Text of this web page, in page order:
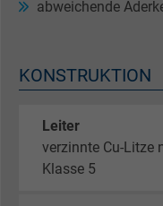
abweichende
KONSTRUKTION
Leiter
verzinnte Cu-Litze
Klasse 5